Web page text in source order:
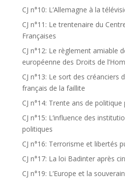
CJ n°10: L’Allemagne à la
CJ n°11: Le trentenaire du
Françaises
CJ n°12: Le règlement amiable
européenne des Droits de
CJ n°13: Le sort des créanciers
français de la faillite
CJ n°14: Trente ans de
CJ n°15: L’influence des
politiques
CJ n°16: Terrorisme et libertés
CJ n°17: La loi Badinter après
CJ n°19: L’Europe et la